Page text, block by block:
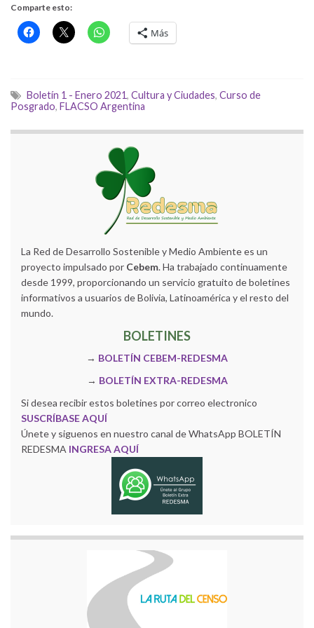
Comparte esto:
Más
Boletín 1 - Enero 2021, Cultura y Ciudades, Curso de
Posgrado, FLACSO Argentina
La Red de Desarrollo Sostenible y Medio Ambiente es un
proyecto impulsado por Cebem. Ha trabajado continuamente
desde 1999, proporcionando un servicio gratuito de boletines
informativos a usuarios de Bolivia, Latinoamérica y el resto del
mundo.
BOLETINES
→ BOLETÍN CEBEM-REDESMA
→ BOLETÍN EXTRA-REDESMA
Si desea recibir estos boletines por correo electronico
SUSCRÍBASE AQUÍ
Únete y siguenos en nuestro canal de WhatsApp BOLETÍN
REDESMA INGRESA AQUÍ